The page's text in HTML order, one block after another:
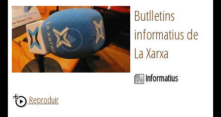
Butlletins
informatius de
La Xarxa
Informatius
Reproduir